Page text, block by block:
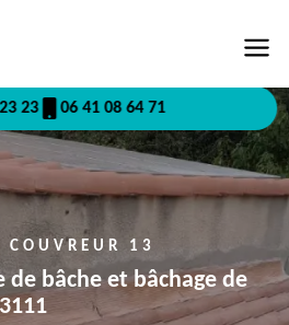
23 06 41 08 64 71
COUVREUR 13
de bâche et bâchage de